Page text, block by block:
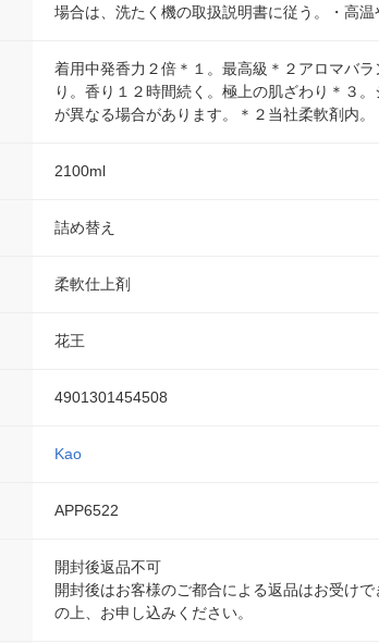
場合は、洗たく機の取扱説明書に従う。・高
着用中発香力２倍＊１。最高級＊２アロマバ
り。香り１２時間続く。極上の肌ざわり＊３
が異なる場合があります。＊２当社柔軟剤内
2100ml
詰め替え
柔軟仕上剤
花王
4901301454508
Kao
APP6522
開封後返品不可
開封後はお客様のご都合による返品はお受け
の上、お申し込みください。